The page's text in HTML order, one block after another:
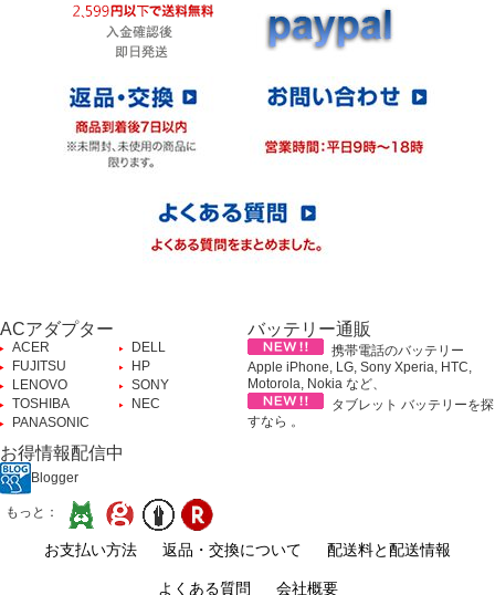
ACアダプター
ACER
DELL
FUJITSU
HP
LENOVO
SONY
TOSHIBA
NEC
PANASONIC
バッテリー通販
携帯電話のバッテリー
Apple iPhone, LG, Sony Xperia, HTC,
Motorola, Nokia など、
タブレット バッテリーを探
すなら 。
お得情報配信中
Blogger
もっと：
お支払い方法 返品・交換について 配送料と配送情報
よくある質問 会社概要